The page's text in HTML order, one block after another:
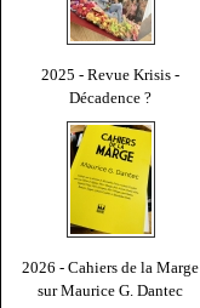
2025 - Revue Krisis -
Décadence ?
2026 - Cahiers de la Marge
sur Maurice G. Dantec